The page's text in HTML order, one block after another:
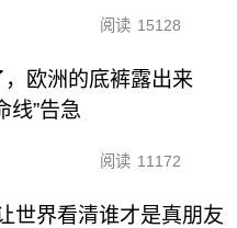
阅读 15128
欧洲的底裤露出来
线”告急
阅读 11172
世界看清谁才是真朋友